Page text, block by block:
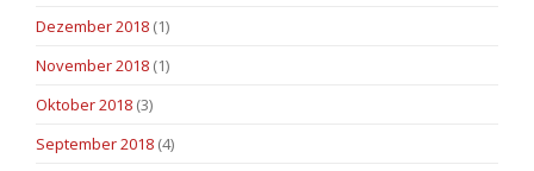
Dezember 2018 (1)
November 2018 (1)
Oktober 2018 (3)
September 2018 (4)